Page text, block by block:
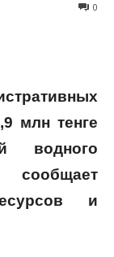
0
млн тенге
водного
и